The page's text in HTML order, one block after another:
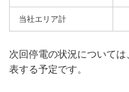
当社エリア計
次回停電の状況について
表する予定です。